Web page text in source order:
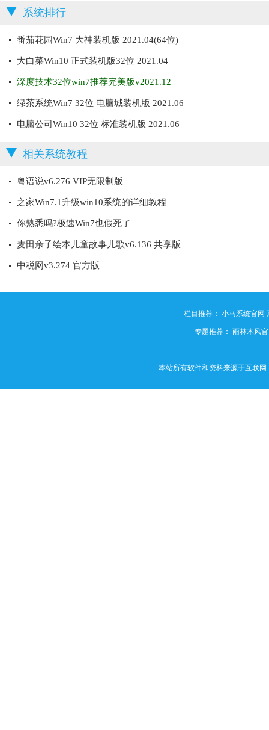
系统排行
番茄花园Win7 大神装机版 2021.04(64位)
大白菜Win10 正式装机版32位 2021.04
深度技术32位win7推荐完美版v2021.12
绿茶系统Win7 32位 电脑城装机版 2021.06
电脑公司Win10 32位 标准装机版 2021.06
相关系统教程
粤语说v6.276 VIP无限制版
之家Win7.1升级win10系统的详细教程
你熟悉吗?极速Win7也假死了
麦田亲子绘本儿童故事儿歌v6.136 共享版
中税网v3.274 官方版
栏目推荐： 小马系统官网
专题推荐： 雨林木风
本站所有软件和资料来源于互联